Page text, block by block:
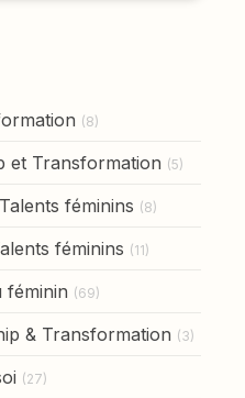
(8)
et Transformation (5)
féminins (8)
féminins (11)
féminin (69)
& Transformation (3)
(27)